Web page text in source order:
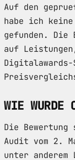
Auf den
habe ich
gefunden. Die
auf
WIE WURDE
Die Bewertung
Audit vom 2.
unter anderem